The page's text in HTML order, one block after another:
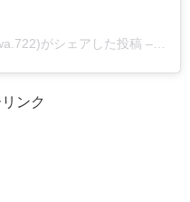
がシェアした投稿 – 2019
ンク